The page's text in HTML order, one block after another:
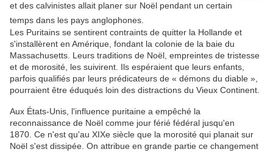
et des calvinistes allait planer sur Noël pendant un certain
temps dans les pays anglophones.
Les Puritains se sentirent contraints de quitter la Hollande et
s'installèrent en Amérique, fondant la colonie de la baie du
Massachusetts. Leurs traditions de Noël, empreintes de tristesse
et de morosité, les suivirent. Ils espéraient que leurs enfants,
parfois qualifiés par leurs prédicateurs de « démons du diable »,
pourraient être éduqués loin des distractions du Vieux Continent.
Aux États-Unis, l'influence puritaine a empêché la
reconnaissance de Noël comme jour férié fédéral jusqu'en
1870. Ce n'est qu'au XIXe siècle que la morosité qui planait sur
Noël s'est dissipée. On attribue en grande partie ce changement